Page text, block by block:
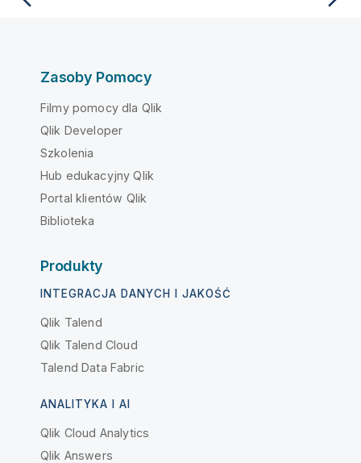
Zasoby Pomocy
Filmy pomocy dla Qlik
Qlik Developer
Szkolenia
Hub edukacyjny Qlik
Portal klientów Qlik
Biblioteka
Produkty
INTEGRACJA DANYCH I JAKOŚĆ
Qlik Talend
Qlik Talend Cloud
Talend Data Fabric
ANALITYKA I AI
Qlik Cloud Analytics
Qlik Answers